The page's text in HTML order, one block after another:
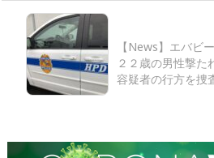
【News】エバビ
２２歳の男性撃
容疑者の行方を捜